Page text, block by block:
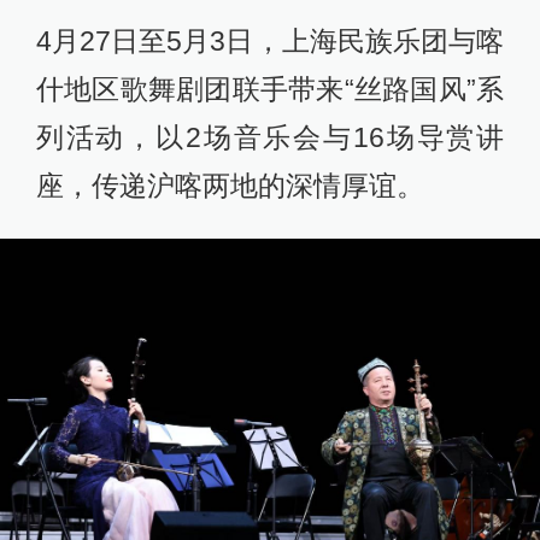
4月27日至5月3日，上海民族乐团与喀
什地区歌舞剧团联手带来“丝路国风”系
列活动，以2场音乐会与16场导赏讲
座，传递沪喀两地的深情厚谊。